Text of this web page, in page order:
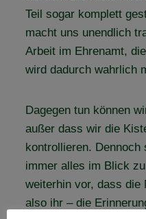
Teil sogar komplett
macht uns unendlich
Arbeit im Ehrenamt,
wird dadurch wahrlich
Dagegen tun können
außer dass wir die
kontrollieren.
immer alles im Blick
weiterhin vor, dass
also ihr – die